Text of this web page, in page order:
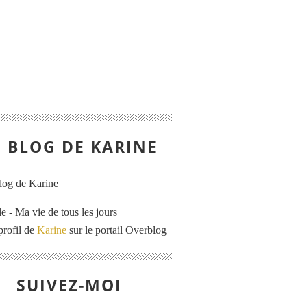
BLOG DE KARINE
- Ma vie de tous les jours
de Karine sur le portail Overblog
SUIVEZ-MOI